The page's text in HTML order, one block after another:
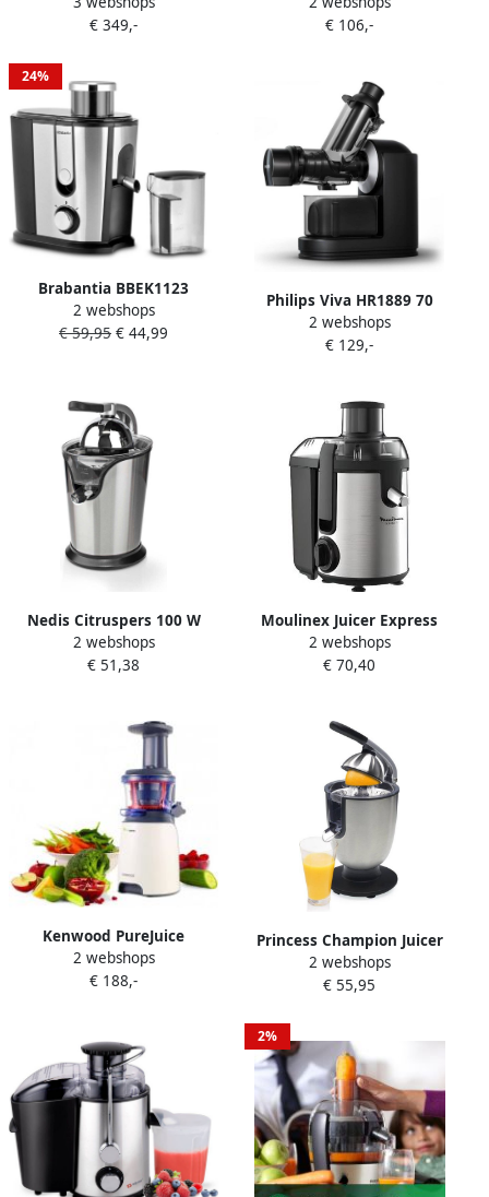
€ 349,-
€ 106,-
24%
Brabantia BBEK1123
Sapcentrifuge Juicer 500
Watt RVS
2 webshops
€ 59,95 € 44,99
Philips Viva HR1889 70
Slowjuicer
2 webshops
€ 129,-
Nedis Citruspers 100 W
Aluminium Zwart
2 webshops
€ 51,38
Moulinex Juicer Express
JU420D10 | Sapcentrifuges |
Keuken&Koken
2 webshops
€ 70,40
Kenwood PureJuice
JMP600WH | Sapcentrifuges
| Keuken&Koken
2 webshops
€ 188,-
Princess Champion Juicer
Pro 201863 –
Vaatwasmachinebestendig
2 webshops
€ 55,95
2%